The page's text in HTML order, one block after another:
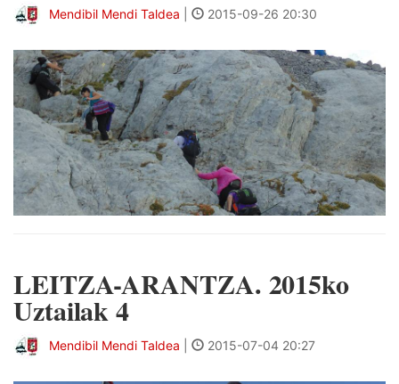
Mendibil Mendi Taldea 2015-09-26 20:30
LEITZA-ARANTZA. 2015ko
Uztailak 4
Mendibil Mendi Taldea 2015-07-04 20:27